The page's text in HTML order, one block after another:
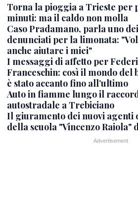
Torna la pioggia a Trieste per
minuti: ma il caldo non molla
Caso Pradamano, parla uno
denunciati per la limonata:
anche aiutare i miei"
I messaggi di affetto per
Franceschin: così il mondo del
è stato accanto fino all’ultimo
Auto in fiamme lungo il
autostradale a Trebiciano
Il giuramento dei nuovi agenti
della scuola "Vincenzo Raiola"